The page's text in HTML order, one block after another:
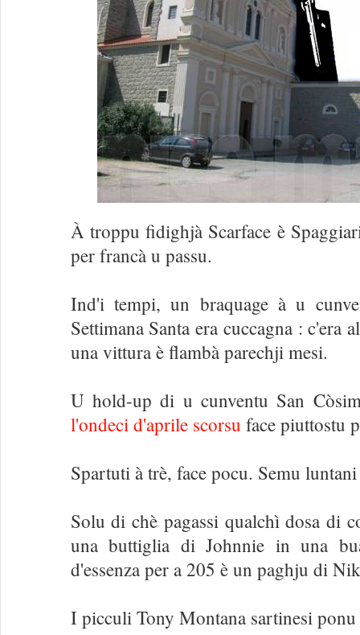
À troppu fidighjà Scarface è
per francà u passu.
Ind'i tempi, un braquage à u
Settimana Santa era cuccagna : c'era
una vittura è flambà parechji mesi.
U hold-up di u cunventu San
l'ondeci d'aprile scorsu face piuttostu
Spartuti à trè, face pocu. Semu
Solu di chè pagassi qualchì dosa di
una buttiglia di Johnnie in una
d'essenza per a 205 è un paghju di
I picculi Tony Montana sartinesi ponu